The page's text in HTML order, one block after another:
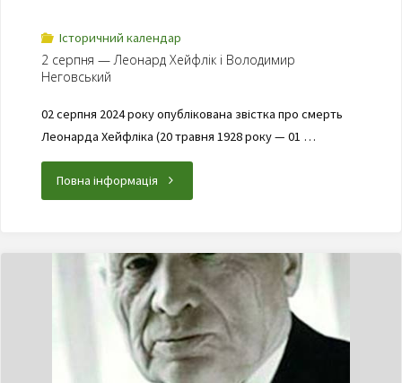
Історичний календар
2 серпня — Леонард Хейфлік і Володимир
Неговський
02 серпня 2024 року опублікована звістка про смерть
Леонарда Хейфліка (20 травня 1928 року — 01 …
Повна інформація